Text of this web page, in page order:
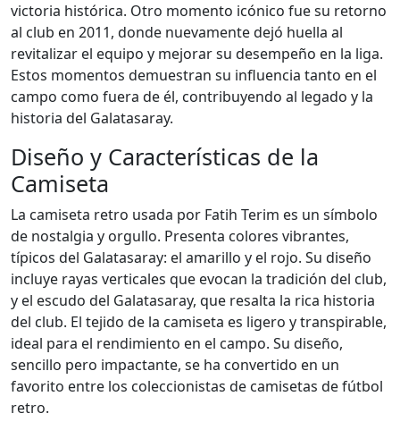
victoria histórica. Otro momento icónico fue su retorno
al club en 2011, donde nuevamente dejó huella al
revitalizar el equipo y mejorar su desempeño en la liga.
Estos momentos demuestran su influencia tanto en el
campo como fuera de él, contribuyendo al legado y la
historia del Galatasaray.
Diseño y Características de la
Camiseta
La camiseta retro usada por Fatih Terim es un símbolo
de nostalgia y orgullo. Presenta colores vibrantes,
típicos del Galatasaray: el amarillo y el rojo. Su diseño
incluye rayas verticales que evocan la tradición del club,
y el escudo del Galatasaray, que resalta la rica historia
del club. El tejido de la camiseta es ligero y transpirable,
ideal para el rendimiento en el campo. Su diseño,
sencillo pero impactante, se ha convertido en un
favorito entre los coleccionistas de camisetas de fútbol
retro.